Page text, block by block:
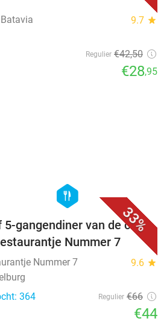
9.7 star
Regulier €42,50
€28,95
33%
hexagon
food
5-gangendiner van de chef
Nummer 7
Nummer 7 9.6 star
364
Regulier €66
€44